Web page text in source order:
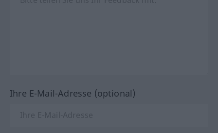
Ihre E-Mail-Adresse (optional)